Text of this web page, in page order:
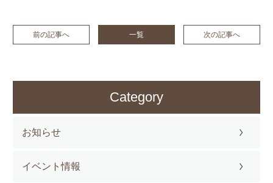
前の記事へ 一覧 次の記事へ
Category
お知らせ
イベント情報